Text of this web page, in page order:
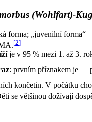
(Wohlfart)-
forma; „juvenilní forma“
[2]
je v 95 % mezi 1. až 3.
: prvním příznakem je
končetin. V počátku
se většinou dožívají